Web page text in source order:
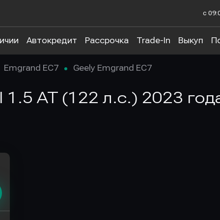
с
Автокредит Рассрочка Trade-In Выкуп
Emgrand EC7 Geely Emgrand EC7
1.5 AT (122 л.с.) 2023